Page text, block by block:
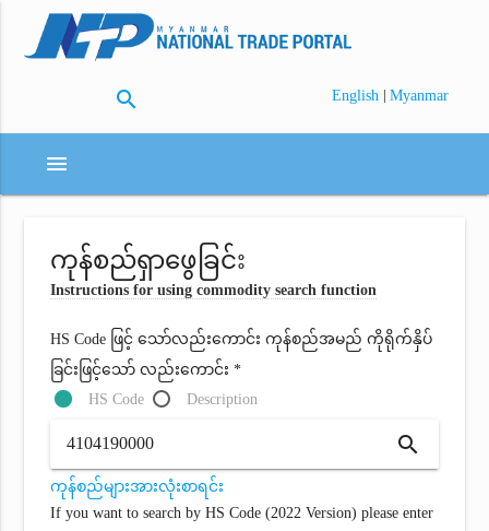
search English | Myanmar
menu
ကုန်စည်ရှာဖွေခြင်း
Instructions for using commodity search function
HS Code ဖြင့် သော်လည်းကောင်း ကုန်စည်အမည် ကိုရိုက်နှိပ်
ခြင်းဖြင့်သော် လည်းကောင်း *
HS Code
Description
search
ကုန်စည်များအားလုံးစာရင်း
If you want to search by HS Code (2022 Version) please enter